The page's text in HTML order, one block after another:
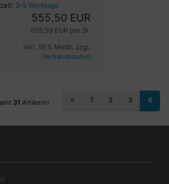
3-5 Werktage
555,50 EUR
555,50 EUR pro St.
inkl. 19 % MwSt. zzgl.
Versandkosten
31 Artikeln) « 1 2 3 4